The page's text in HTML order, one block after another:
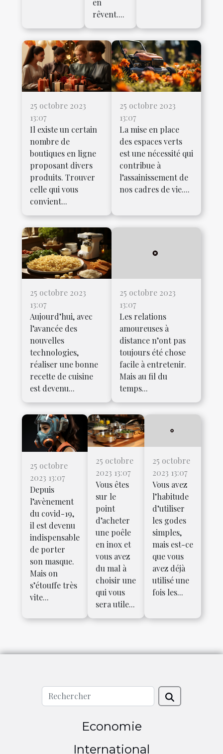
en
rêvent....
25 octobre 2023
13:07
Il existe un certain
nombre de
boutiques en ligne
proposant divers
produits. Trouver
celle qui vous
convient...
25 octobre 2023
13:07
La mise en place
des espaces verts
est une nécessité qui
contribue à
l’assainissement de
nos cadres de vie....
25 octobre 2023
13:07
Aujourd’hui, avec
l’avancée des
nouvelles
technologies,
réaliser une bonne
recette de cuisine
est devenu...
25 octobre 2023
13:07
Les relations
amoureuses à
distance n’ont pas
toujours été chose
facile à entretenir.
Mais au fil du
temps...
25 octobre
2023 13:07
Depuis
l’avènement
du covid-19,
il est devenu
indispensable
de porter
son masque.
Mais on
s’étouffe très
vite...
25 octobre
2023 13:07
Vous êtes
sur le
point
d’acheter
une poêle
en inox et
vous avez
du mal à
choisir une
qui vous
sera utile...
25 octobre
2023 13:07
Vous avez
l’habitude
d’utiliser
les godes
simples,
mais est-ce
que vous
avez déjà
utilisé une
fois les...
Economie
International